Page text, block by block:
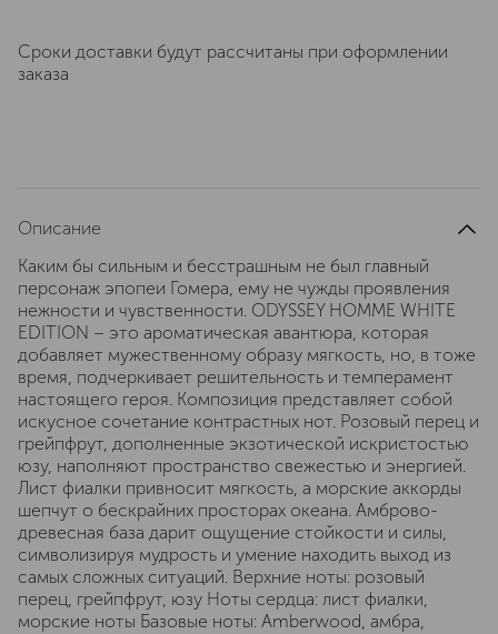
Сроки доставки будут рассчитаны при оформлении
заказа
Описание
Каким бы сильным и бесстрашным не был главный
персонаж эпопеи Гомера, ему не чужды проявления
нежности и чувственности. ODYSSEY HOMME WHITE
EDITION – это ароматическая авантюра, которая
добавляет мужественному образу мягкость, но, в тоже
время, подчеркивает решительность и темперамент
настоящего героя. Композиция представляет собой
искусное сочетание контрастных нот. Розовый перец и
грейпфрут, дополненные экзотической искристостью
юзу, наполняют пространство свежестью и энергией.
Лист фиалки привносит мягкость, а морские аккорды
шепчут о бескрайних просторах океана. Амброво-
древесная база дарит ощущение стойкости и силы,
символизируя мудрость и умение находить выход из
самых сложных ситуаций. Верхние ноты: розовый
перец, грейпфрут, юзу Ноты сердца: лист фиалки,
морские ноты Базовые ноты: Amberwood, амбра,